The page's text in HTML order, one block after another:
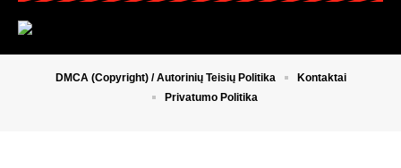
DMCA (Copyright) / Autorinių Teisių Politika
Kontaktai
Privatumo Politika